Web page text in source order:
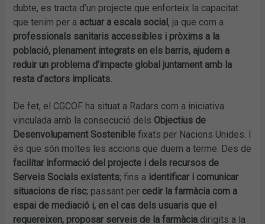
dubte, es tracta d’un projecte que enforteix la capacitat
que tenim per a actuar a escala social, ja que com a
professionals sanitaris accessibles i pròxims a la
població, plenament integrats en els barris, ajudem a
reduir un problema d’impacte global juntament amb la
resta d’actors implicats.
De fet, el CGCOF ha situat a Radars com a iniciativa
vinculada amb la consecució dels Objectius de
Desenvolupament Sostenible fixats per Nacions Unides. I
és que són moltes les accions que duem a terme. Des de
facilitar informació del projecte i dels recursos de
Serveis Socials existents; fins a identificar i comunicar
situacions de risc; passant per cedir la farmàcia com a
espai de mediació i, en el cas dels usuaris que el
requereixen, proposar serveis de la farmàcia dirigits a la